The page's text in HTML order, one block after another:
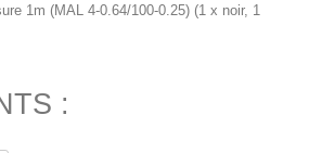
1m (MAL 4-0.64/100-0.25) (1 x noir, 1
: